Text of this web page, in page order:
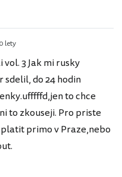
lety
3 Jak mi rusky
do 24 hodin
to chce
to zkouseji. Pro priste
primo v Praze,nebo